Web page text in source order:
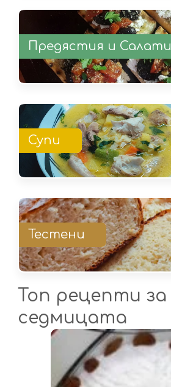
Предястия и Салати
Супи
Тестени
Топ рецепти за
седмицата